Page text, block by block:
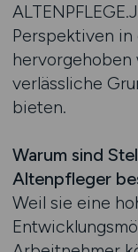
Perspektiven in
hervorgehoben
verlässliche
bieten.
Warum sind
Altenpfleger
Weil sie eine